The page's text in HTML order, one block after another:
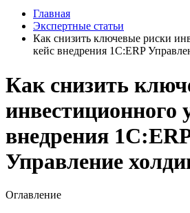
Главная
Экспертные статьи
Как снизить ключевые риски
кейс внедрения 1С:ERP
Как снизить
инвестиционного
внедрения
Управление
Оглавление